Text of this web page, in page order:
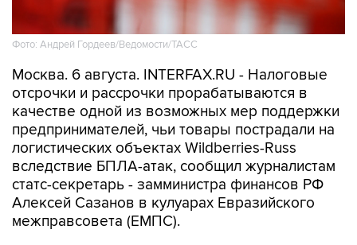
Фото: Андрей Гордеев/Ведомости/ТАСС
Москва. 6 августа. INTERFAX.RU - Налоговые
отсрочки и рассрочки прорабатываются в
качестве одной из возможных мер поддержки
предпринимателей, чьи товары пострадали на
логистических объектах Wildberries-Russ
вследствие БПЛА-атак, сообщил журналистам
статс-секретарь - замминистра финансов РФ
Алексей Сазанов в кулуарах Евразийского
межправсовета (ЕМПС).